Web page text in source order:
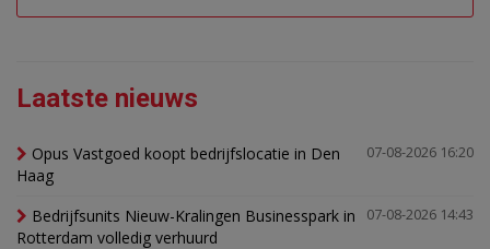
Laatste nieuws
07-08-2026 16:20
Opus Vastgoed koopt bedrijfslocatie in Den
Haag
07-08-2026 14:43
Bedrijfsunits Nieuw-Kralingen Businesspark in
Rotterdam volledig verhuurd